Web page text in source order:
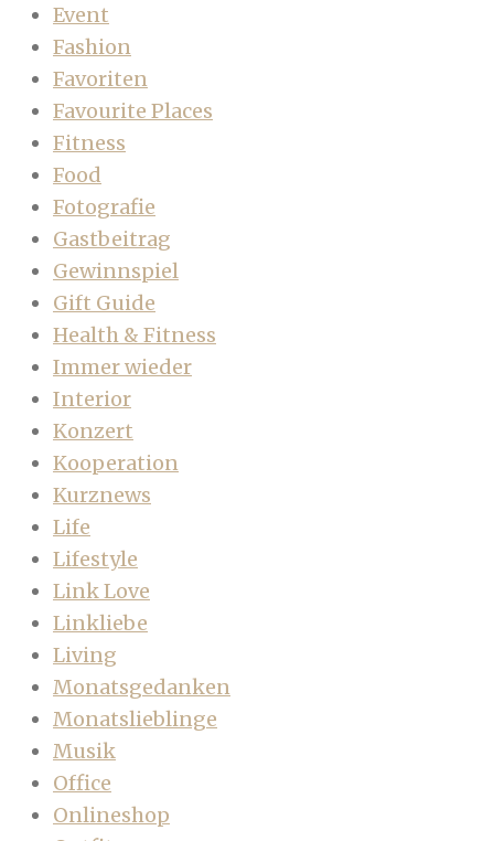
Event
Fashion
Favoriten
Favourite Places
Fitness
Food
Fotografie
Gastbeitrag
Gewinnspiel
Gift Guide
Health & Fitness
Immer wieder
Interior
Konzert
Kooperation
Kurznews
Life
Lifestyle
Link Love
Linkliebe
Living
Monatsgedanken
Monatslieblinge
Musik
Office
Onlineshop